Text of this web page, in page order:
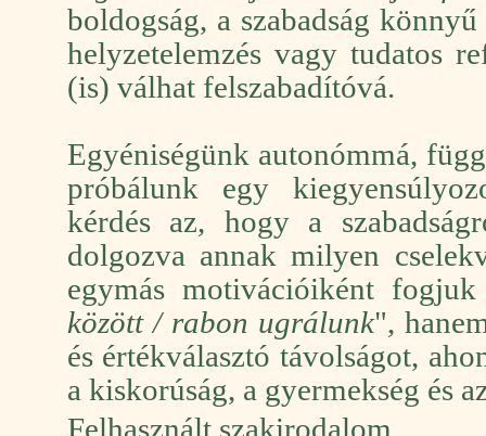
boldogság, a szabadság
helyzetelemzés vagy tudatos
(is) válhat felszabadítóvá.
Egyéniségünk autonómmá,
próbálunk egy
kérdés az, hogy a
dolgozva annak milyen
egymás motivációiként
között / rabon ugrálunk",
és értékválasztó távolságot,
a kiskorúság, a gyermekség és
Felhasznált szakirodalom